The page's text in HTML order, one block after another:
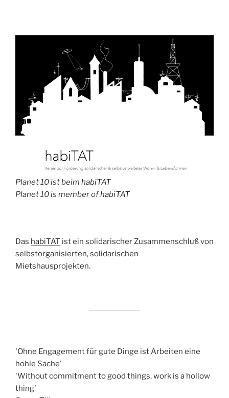
Planet 10 ist beim habiTAT
Planet 10 is member ofhabiTAT
Das habiTAT ist ein solidarischer Zusammenschluß von
selbstorganisierten, solidarischen
Mietshausprojekten.
'Ohne Engagement für gute Dinge ist Arbeiten eine
hohle Sache'
'Without commitment to good things, work is a hollow
thing'